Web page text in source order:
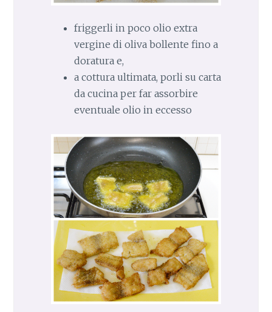
friggerli in poco olio extra
vergine di oliva bollente fino a
doratura e,
a cottura ultimata, porli su carta
da cucina per far assorbire
eventuale olio in eccesso